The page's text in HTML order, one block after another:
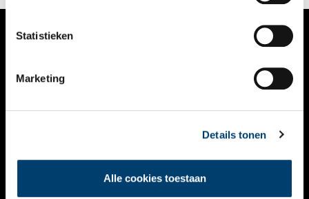
Statistieken
Marketing
Details tonen
Alle cookies toestaan
NIEUWS
KALENDER
ACTIVITEITEN